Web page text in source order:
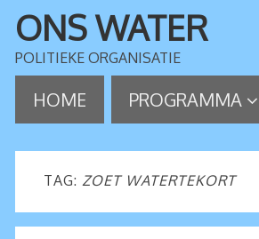
ONS WATER
POLITIEKE ORGANISATIE
HOME PROGRAMMA
TAG: ZOET WATERTEKORT